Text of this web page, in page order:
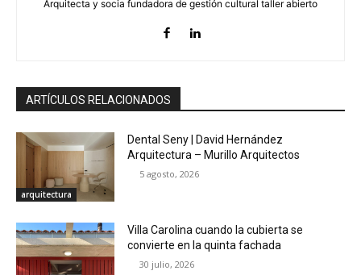
Arquitecta y socia fundadora de gestión cultural taller abierto
ARTÍCULOS RELACIONADOS
arquitectura
Dental Seny | David Hernández
Arquitectura – Murillo Arquitectos
5 agosto, 2026
Villa Carolina cuando la cubierta se
convierte en la quinta fachada
30 julio, 2026